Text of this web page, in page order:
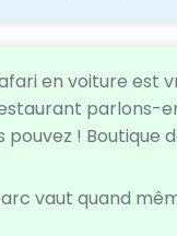
en voiture est
parlons-
pouvez ! Boutique
vaut quand